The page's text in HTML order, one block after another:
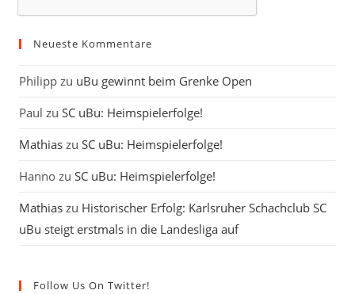
Neueste Kommentare
Philipp zu uBu gewinnt beim Grenke Open
Paul zuSC uBu: Heimspielerfolge!
Mathias zuSC uBu: Heimspielerfolge!
Hanno zuSC uBu: Heimspielerfolge!
Mathias zu Historischer Erfolg: Karlsruher Schachclub SC
uBu steigt erstmals in die Landesliga auf
Follow Us On Twitter!